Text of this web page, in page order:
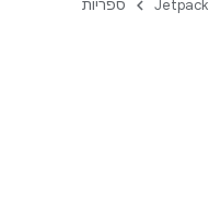
Jetpack ספריות